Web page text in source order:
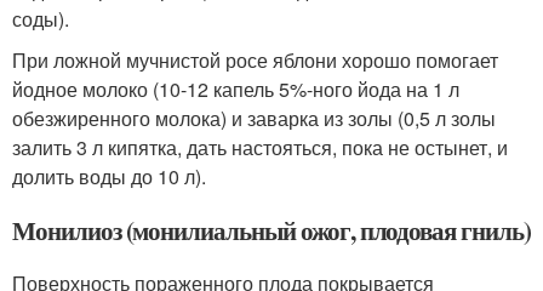
соды).
При ложной мучнистой росе яблони хорошо помогает
йодное молоко (10-12 капель 5%-ного йода на 1 л
обезжиренного молока) и заварка из золы (0,5 л золы
залить 3 л кипятка, дать настояться, пока не остынет, и
долить воды до 10 л).
Монилиоз (монилиальный ожог, плодовая гниль)
Поверхность пораженного плода покрывается